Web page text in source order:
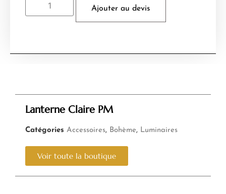
Ajouter au devis
Lanterne Claire PM
Catégories Accessoires, Bohème, Luminaires
Voir toute la boutique